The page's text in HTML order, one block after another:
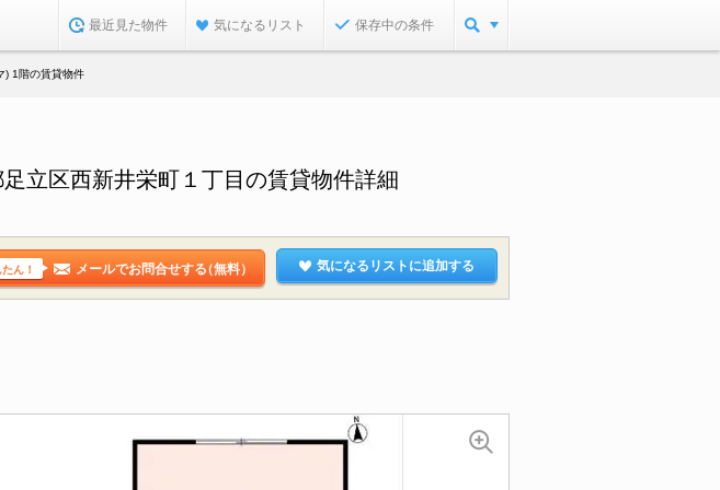
最近見た物件 気になるリスト 保存中の条件
) 1階の賃貸物件
立区西新井栄町１丁目の賃貸物件詳細
ん！ メールでお問合せする（無料） 気になるリストに追加する